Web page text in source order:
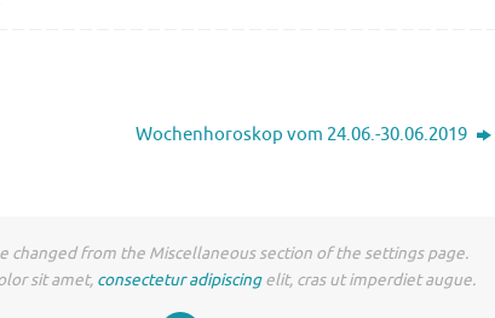
Wochenhoroskop vom 24.06.-30.06.2019
changed from the Miscellaneous section of the settings page.
sit amet, consectetur adipiscingelit, cras ut imperdiet augue.